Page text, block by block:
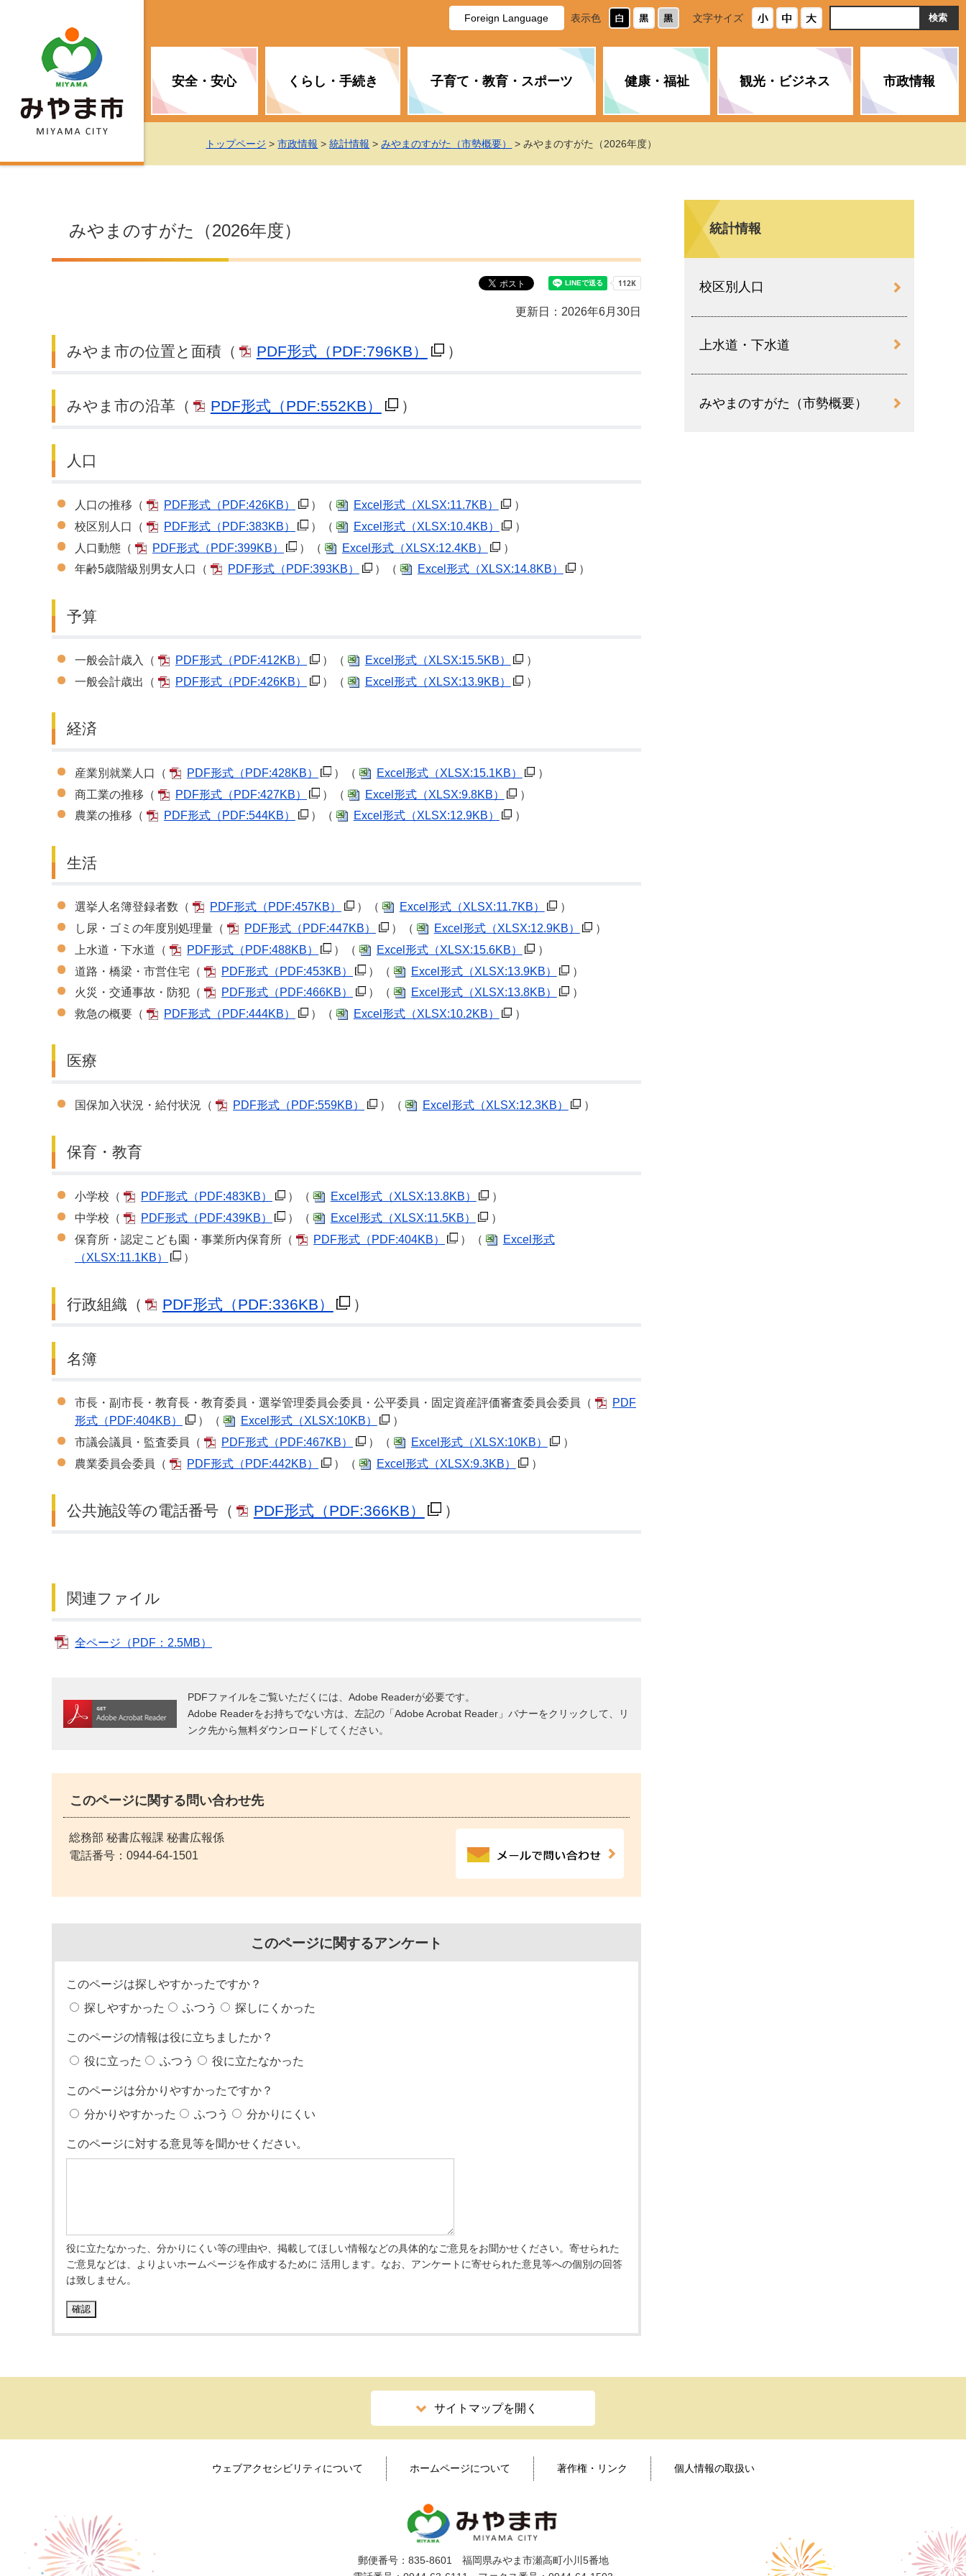
Foreign Language 表示色 文字サイズ
ト
索
安全・安心
お知らせ（安全・安心） 休日・夜間の急病 防災
くらし・手続き
届け出・証明 税金 水道・下水道・浄化槽
移住・定住支援
デジタル地域通貨
子育て・教育・スポーツ
教育 生涯学習
健康・福祉
国民健康保険 計画
新型コロナウイルス感染症に
ついて
観光・ビジネス
観光情報 企業誘致に関すること 商工業
地球温暖化対策
市政情報
市の政策 市長の部屋 市役所ご案内
情報公開と個人情報保護制度
メント
企業版ふるさと納税
デジタルマップ 公示送達
トップページ >市政情報 >統計情報 >みやまのすがた（市勢概要） > みやまのすがた（2026年度）
みやまのすがた（2026年度）
更新日：2026年6月30日
みやま市の位置と面積（ PDF形式（PDF:796KB） ）
みやま市の沿革（ PDF形式（PDF:552KB） ）
人口
人口の推移（ PDF形式 （PDF:426KB） ）（ Excel形式（XLSX:11.7KB）
）
校区別人口（
PDF形式 （PDF:383KB） ）（ Excel形式（XLSX:10.4KB）
）
人口動態（
PDF形式 （PDF:399KB） ）（ Excel形式（XLSX:12.4KB）
）
年齢5歳階級別男女人口（
PDF形式 （PDF:393KB） ）（ Excel形式（XLSX:14.8KB） ）
予算
一般会計歳入（ PDF形式 （PDF:412KB） ）（ Excel形式（XLSX:15.5KB）
）
一般会計歳出（
PDF形式 （PDF:426KB） ）（ Excel形式（XLSX:13.9KB） ）
経済
産業別就業人口（ PDF形式 （PDF:428KB） ）（ Excel形式（XLSX:15.1KB）
）
商工業の推移（
PDF形式 （PDF:427KB） ）（ Excel形式（XLSX:9.8KB）
）
農業の推移（
PDF形式 （PDF:544KB） ）（ Excel形式（XLSX:12.9KB） ）
生活
選挙人名簿登録者数（ PDF形式 （PDF:457KB） ）（ Excel形式（XLSX:11.7KB）
）
し尿・ゴミの年度別処理量（
PDF形式 （PDF:447KB） ）（ Excel形式（XLSX:12.9KB）
）
上水道・下水道（
PDF形式 （PDF:488KB） ）（ Excel形式（XLSX:15.6KB）
）
道路・橋梁・市営住宅（
PDF形式 （PDF:453KB） ）（ Excel形式（XLSX:13.9KB）
）
火災・交通事故・防犯（
PDF形式 （PDF:466KB） ）（ Excel形式（XLSX:13.8KB）
）
救急の概要（
PDF形式 （PDF:444KB） ）（ Excel形式（XLSX:10.2KB） ）
医療
国保加入状況・給付状況（ PDF形式 （PDF:559KB） ）（ Excel形式（XLSX:12.3KB） ）
保育・教育
小学校（ PDF形式 （PDF:483KB） ）（ Excel形式（XLSX:13.8KB）
）
中学校（
PDF形式 （PDF:439KB） ）（ Excel形式（XLSX:11.5KB）
）
保育所・認定こども園・事業所内保育所（
PDF形式 （PDF:404KB） ）（
Excel形式
（XLSX:11.1KB）
）
行政組織（ PDF形式（PDF:336KB） ）
名簿
市長・副市長・教育長・教育委員・選挙管理委員会委員・公平委員・固定資産評価審査委員会委員（
PDF
形式 （PDF:404KB） ）（ Excel形式（XLSX:10KB）
）
市議会議員・監査委員（
PDF形式 （PDF:467KB） ）（ Excel形式（XLSX:10KB）
）
農業委員会委員（
PDF形式 （PDF:442KB） ）（ Excel形式（XLSX:9.3KB） ）
公共施設等の電話番号（ PDF形式（PDF:366KB） ）
関連ファイル
全ページ（PDF：2.5MB）
PDFファイルをご覧いただくには、Adobe Readerが必要です。
Adobe Readerをお持ちでない方は、左記の「Adobe Acrobat Reader」バナーをクリックして、リ
ンク先から無料ダウンロードしてください。
このページに関する問い合わせ先
総務部 秘書広報課 秘書広報係
電話番号： 0944-64-1501
このページに関するアンケート
このページは探しやすかったですか？
探しやすかった
ふつう 探しにくかった
このページの情報は役に立ちましたか？
役に立った
ふつう 役に立たなかった
このページは分かりやすかったですか？
分かりやすかった
ふつう 分かりにくい
このページに対する意見等を聞かせください。
役に立たなかった、分かりにくい等の理由や、掲載してほしい情報などの具体的なご意見をお聞かせください。寄せられた
ご意見などは、よりよいホームページを作成するために 活用します。なお、アンケートに寄せられた意見等への個別の回答
は致しません。
統計情報
校区別人口
上水道・下水道
みやまのすがた（市勢概要）
サイトマップを開く
ウェブアクセシビリティについて ホームページについて 著作権・リンク 個人情報の取扱い
郵便番号：835-8601 福岡県みやま市瀬高町小川5番地